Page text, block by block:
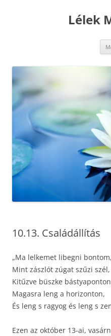
Lélek
10.13. Családállítás
„Ma lelkemet libegni bontom,
Mint zászlót zúgat szűzi szél,
Kitűzve büszke
Magasra leng a horizonton,
És leng s ragyog és leng s
Ezen az október 13-ai,